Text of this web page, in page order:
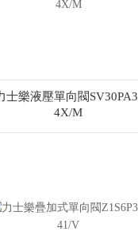
士樂液壓單向閥
4X/M